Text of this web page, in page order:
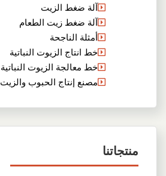
آلة ضغط الزيت
آلة ضغط زيت الطعام
أمثلة الناجحة
خط انتاج الزيوت النباتية
خط معالجة الزيوت النباتية
مصنع إنتاج الحبوب والزيت
منتجاتنا